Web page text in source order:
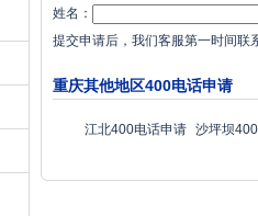
姓名：
提交申请后，我们客服第一时间联
重庆其他地区400电话申请
江北400电话申请 沙坪坝